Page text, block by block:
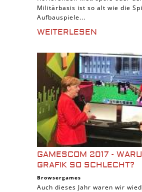
Militärbasis ist so alt wie die
Aufbauspiele...
WEITERLESEN
GAMESCOM 2017 -
GRAFIK SO SCHLECHT?
Browsergames
Auch dieses Jahr waren wir